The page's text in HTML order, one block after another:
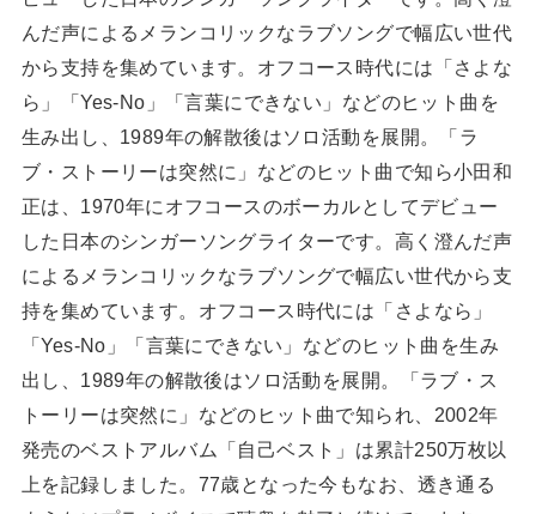
んだ声によるメランコリックなラブソングで幅広い世代
から支持を集めています。オフコース時代には「さよな
ら」「Yes-No」「言葉にできない」などのヒット曲を
生み出し、1989年の解散後はソロ活動を展開。「ラ
ブ・ストーリーは突然に」などのヒット曲で知ら小田和
正は、1970年にオフコースのボーカルとしてデビュー
した日本のシンガーソングライターです。高く澄んだ声
によるメランコリックなラブソングで幅広い世代から支
持を集めています。オフコース時代には「さよなら」
「Yes-No」「言葉にできない」などのヒット曲を生み
出し、1989年の解散後はソロ活動を展開。「ラブ・ス
トーリーは突然に」などのヒット曲で知られ、2002年
発売のベストアルバム「自己ベスト」は累計250万枚以
上を記録しました。77歳となった今もなお、透き通る